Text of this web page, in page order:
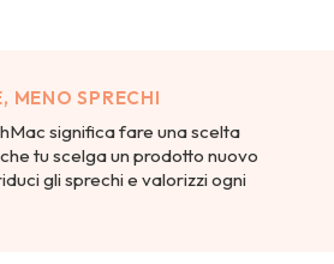
MENO SPRECHI
significa fare una scelta
tu scelga un prodotto nuovo
gli sprechi e valorizzi ogni